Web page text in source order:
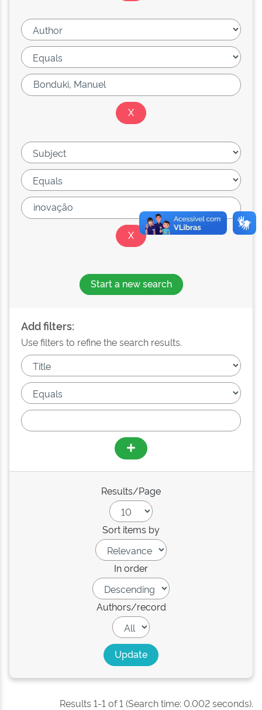
Start a new search
Add filters:
Use filters to refine the search results.
Results/Page
Sort items by
In order
Authors/record
Results 1-1 of 1 (Search time: 0.002 seconds).